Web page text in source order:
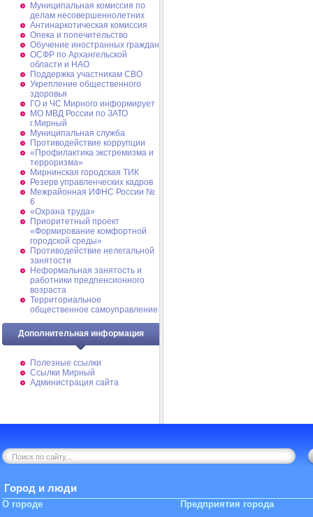
Муниципальная комиссия по
делам несовершеннолетних
Антинаркотическая комиссия
Опека и попечительство
Обучение иностранных граждан
ОСФР по Архангельской
области и НАО
Поддержка участникам СВО
Укрепление общественного
здоровья
ГО и ЧС Мирного информирует
МО МВД России по ЗАТО
г.Мирный
Муниципальная cлужба
Противодействие коррупции
«Профилактика экстремизма и
терроризма»
Мирнинская городская ТИК
Резерв управленческих кадров
Межрайонная ИФНС России №
6
«Охрана труда»
Приоритетный проект
«Формирование комфортной
городской среды»
Противодействие нелегальной
занятости
Неформальная занятость и
работники предпенсионного
возраста
Территориальное
общественное самоуправление
Дополнительная информация
Полезные ссылки
Ссылки Мирный
Администрация сайта
Город и люди
О городе Предприятия города